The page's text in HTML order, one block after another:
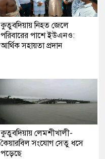
কুতুবদিয়ায় নিহত জেলে
পরিবারের পাশে ইউএনও:
আর্থিক সহায়তা প্রদান
কুতুবদিয়ায় লেমশীখালী-
কৈয়ারবিল সংযোগ সেতু ধসে
পড়েছে